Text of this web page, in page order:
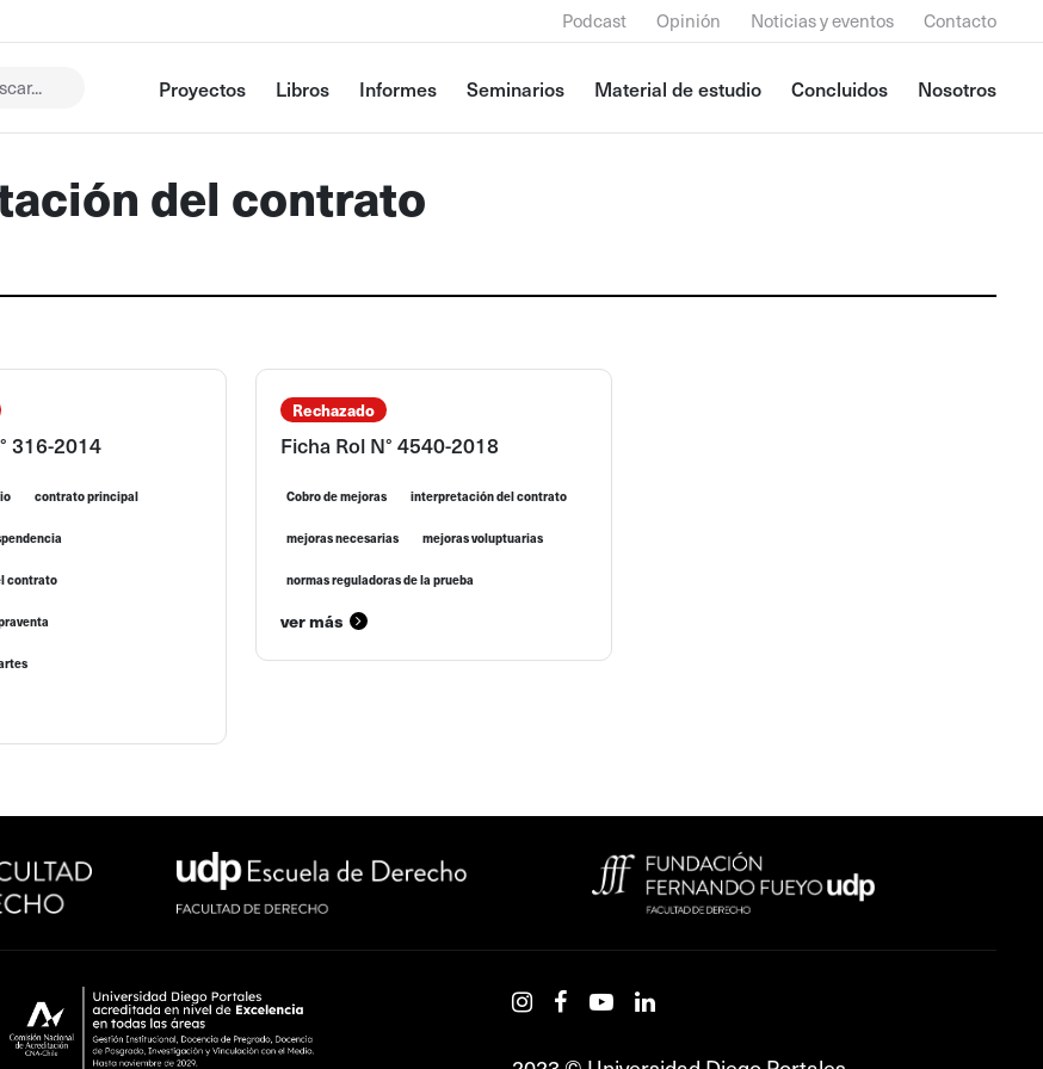
Podcast Opinión Noticias y eventos Contacto
Proyectos Libros Informes Seminarios Material de estudio Concluidos Nosotros
del contrato
316-2014
contrato principal
contrato
Rechazado
Ficha Rol N° 4540-2018
Cobro de mejoras interpretación del contrato
mejoras necesarias mejoras voluptuarias
normas reguladoras de la prueba
ver más